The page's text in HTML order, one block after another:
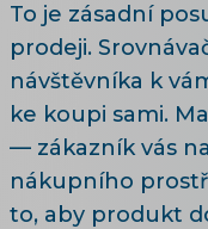
To je zásadní
prodeji.
návštěvníka k
ke koupi sami.
— zákazník vás
nákupního
to, aby produkt